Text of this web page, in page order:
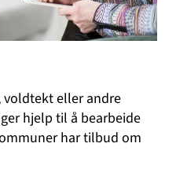
eller andre
hjelp til å bearbeide
har tilbud om